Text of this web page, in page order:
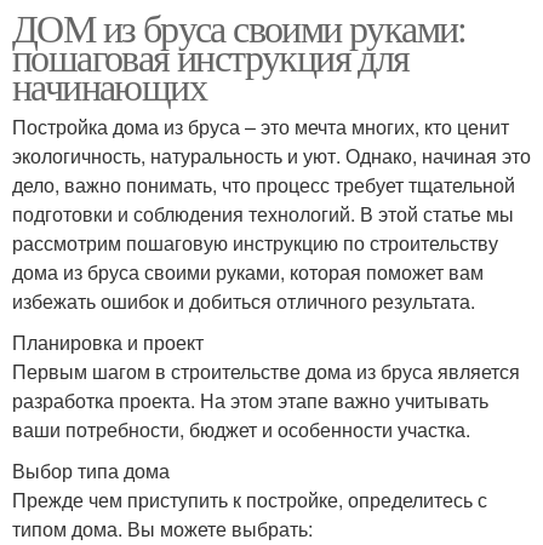
ДОМ из бруса своими руками:
пошаговая инструкция для
начинающих
Постройка дома из бруса – это мечта многих, кто ценит
экологичность, натуральность и уют. Однако, начиная это
дело, важно понимать, что процесс требует тщательной
подготовки и соблюдения технологий. В этой статье мы
рассмотрим пошаговую инструкцию по строительству
дома из бруса своими руками, которая поможет вам
избежать ошибок и добиться отличного результата.
Планировка и проект
Первым шагом в строительстве дома из бруса является
разработка проекта. На этом этапе важно учитывать
ваши потребности, бюджет и особенности участка.
Выбор типа дома
Прежде чем приступить к постройке, определитесь с
типом дома. Вы можете выбрать: